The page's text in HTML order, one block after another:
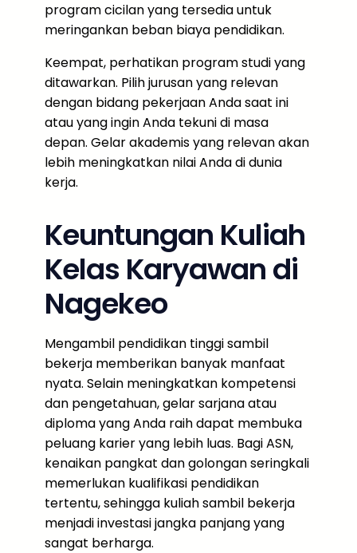
program cicilan yang tersedia untuk
meringankan beban biaya pendidikan.
Keempat, perhatikan program studi yang
ditawarkan. Pilih jurusan yang relevan
dengan bidang pekerjaan Anda saat ini
atau yang ingin Anda tekuni di masa
depan. Gelar akademis yang relevan akan
lebih meningkatkan nilai Anda di dunia
kerja.
Keuntungan Kuliah
Kelas Karyawan di
Nagekeo
Mengambil pendidikan tinggi sambil
bekerja memberikan banyak manfaat
nyata. Selain meningkatkan kompetensi
dan pengetahuan, gelar sarjana atau
diploma yang Anda raih dapat membuka
peluang karier yang lebih luas. Bagi ASN,
kenaikan pangkat dan golongan seringkali
memerlukan kualifikasi pendidikan
tertentu, sehingga kuliah sambil bekerja
menjadi investasi jangka panjang yang
sangat berharga.